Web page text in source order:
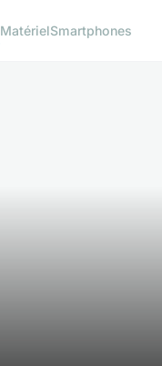
MatérielSmartphones